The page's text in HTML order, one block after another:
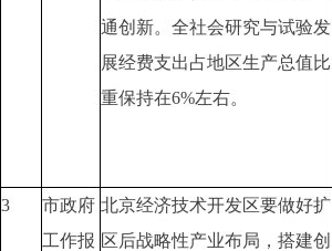
通创新。全社会研究与试验发
展经费支出占地区生产总值比
重保持在6%左右。
3
市政府
工作报
北京经济技术开发区要做好扩
区后战略性产业布局，搭建创